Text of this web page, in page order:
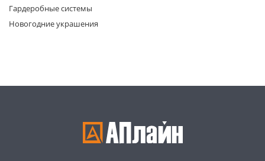
Гардеробные системы
Новогодние украшения